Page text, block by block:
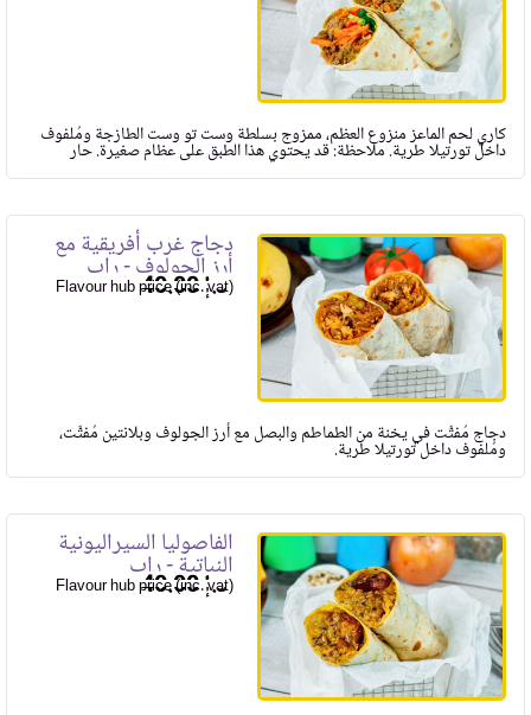
كاري لحم الماعز منزوع العظم، ممزوج بسلطة وست تو وست الطازجة ومُلفوف
داخل تورتيلا طرية. ملاحظة: قد يحتوي هذا الطبق على عظام صغيرة. حار
دجاج غرب أفريقية مع
أرز الجولوف - راب
40.00
Flavour hub price (inc. vat)
دجاج مُفتَّت في يخنة من الطماطم والبصل مع أرز الجولوف وبلانتين مُفتَّت،
ومُلفوف داخل تورتيلا طرية.
الفاصوليا السيراليونية
النباتية - راب
40.00
Flavour hub price (inc. vat)